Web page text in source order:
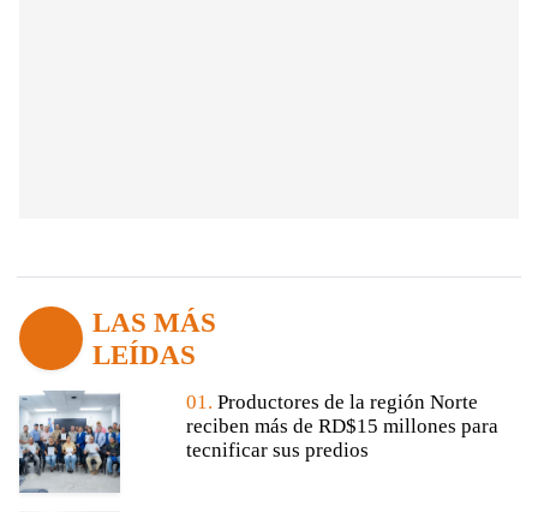
LAS MÁS
LEÍDAS
01. Productores de la región Norte
reciben más de RD$15 millones para
tecnificar sus predios